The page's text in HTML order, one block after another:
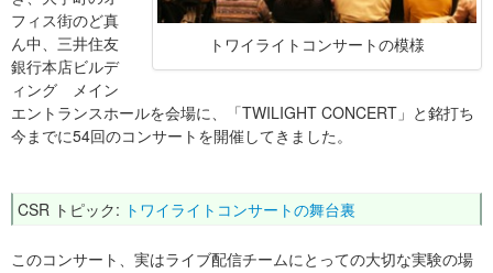
トワイライトコンサートの模様
フィス街のど真
ん中、三井住友
銀行本店ビルデ
ィング メイン
エントランスホールを会場に、「TWILIGHT CONCERT」と銘打ち
今までに54回のコンサートを開催してきました。
CSR トピック: トワイライトコンサートの舞台裏
このコンサート、実はライブ配信チームにとっての大切な実験の場